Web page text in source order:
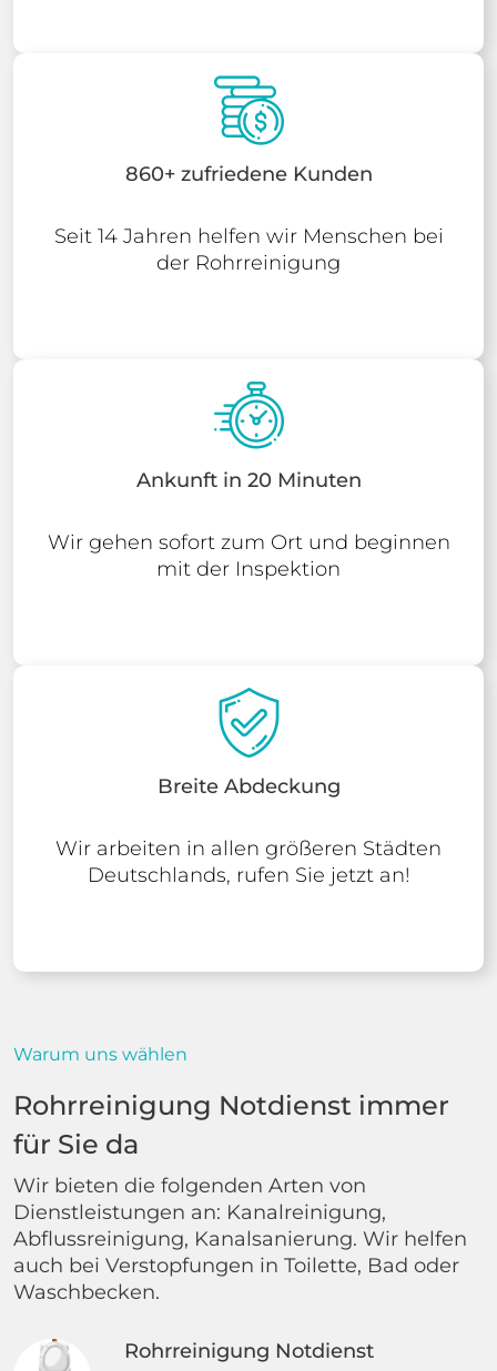
860+ zufriedene Kunden
Seit 14 Jahren helfen wir Menschen bei
der Rohrreinigung
Ankunft in 20 Minuten
Wir gehen sofort zum Ort und beginnen
mit der Inspektion
Breite Abdeckung
Wir arbeiten in allen größeren Städten
Deutschlands, rufen Sie jetzt an!
Warum uns wählen
Rohrreinigung Notdienst immer
für Sie da
Wir bieten die folgenden Arten von
Dienstleistungen an: Kanalreinigung,
Abflussreinigung, Kanalsanierung. Wir helfen
auch bei Verstopfungen in Toilette, Bad oder
Waschbecken.
Rohrreinigung Notdienst